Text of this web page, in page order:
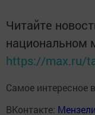
Читайте
национальном
https://max.ru/
Самое интересное
ВКонтакте: